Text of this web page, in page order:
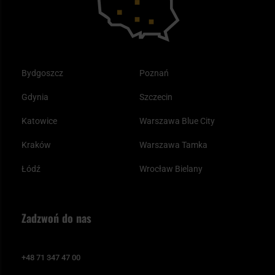
Bydgoszcz
Gdynia
Katowice
Kraków
Łódź
Poznań
Szczecin
Warszawa Blue City
Warszawa Tamka
Wrocław Bielany
Zadzwoń do nas
+48 71 347 47 00